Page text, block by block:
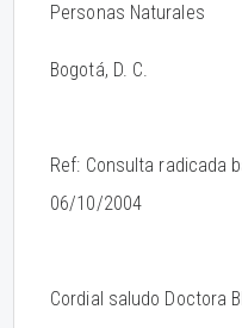
Personas Naturales
Bogotá, D. C.
Ref: Consulta radicada
06/10/2004
Cordial saludo Doctora